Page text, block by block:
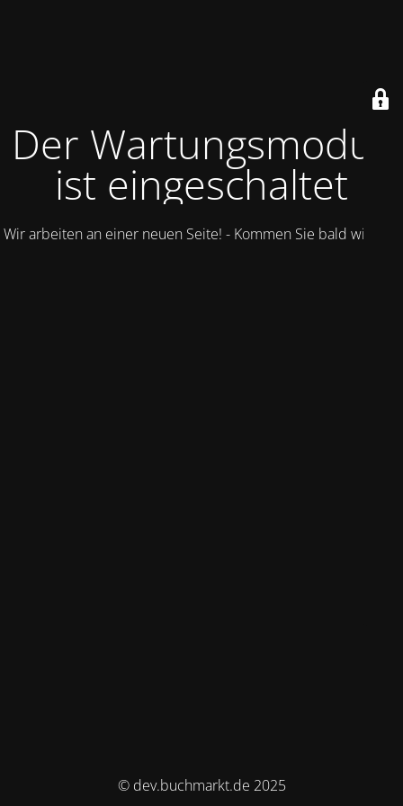
Der Wartungsmodus
ist eingeschaltet
Wir arbeiten an einer neuen Seite! - Kommen Sie bald wieder.
© dev.buchmarkt.de 2025